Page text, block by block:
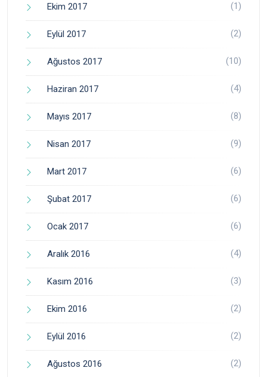
Ekim 2017 (1)
Eylül 2017 (2)
Ağustos 2017 (10)
Haziran 2017 (4)
Mayıs 2017 (8)
Nisan 2017 (9)
Mart 2017 (6)
Şubat 2017 (6)
Ocak 2017 (6)
Aralık 2016 (4)
Kasım 2016 (3)
Ekim 2016 (2)
Eylül 2016 (2)
Ağustos 2016 (2)